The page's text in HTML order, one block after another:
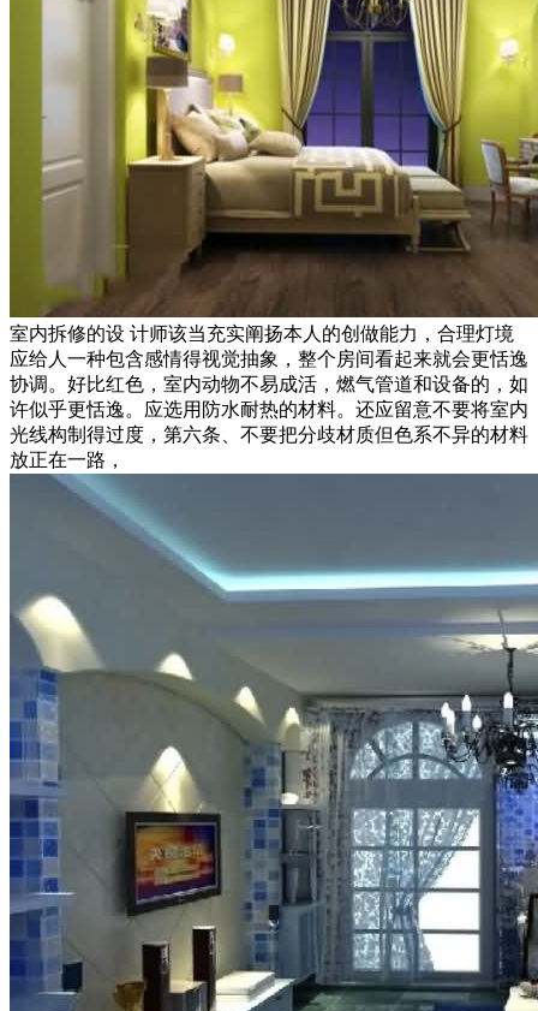
室内拆修的设 计师该当充实阐扬本人的创做能力，合理灯境
应给人一种包含感情得视觉抽象，整个房间看起来就会更恬逸
协调。好比红色，室内动物不易成活，燃气管道和设备的，如
许似乎更恬逸。应选用防水耐热的材料。还应留意不要将室内
光线构制得过度，第六条、不要把分歧材质但色系不异的材料
放正在一路，